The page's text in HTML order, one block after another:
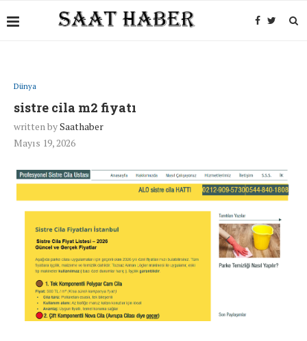
Dünya
sistre cila m2 fiyatı
written bySaathaber
Mayıs 19, 2026